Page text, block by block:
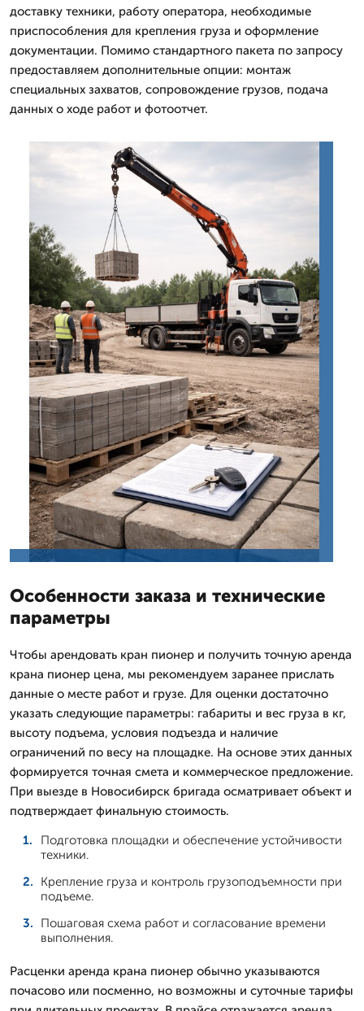
доставку техники, работу оператора, необходимые
приспособления для крепления груза и оформление
документации. Помимо стандартного пакета по запросу
предоставляем дополнительные опции: монтаж
специальных захватов, сопровождение грузов, подача
данных о ходе работ и фотоотчет.
Особенности заказа и технические
параметры
Чтобы арендовать кран пионер и получить точную аренда
крана пионер цена, мы рекомендуем заранее прислать
данные о месте работ и грузе. Для оценки достаточно
указать следующие параметры: габариты и вес груза в кг,
высоту подъема, условия подъезда и наличие
ограничений по весу на площадке. На основе этих данных
формируется точная смета и коммерческое предложение.
При выезде в Новосибирск бригада осматривает объект и
подтверждает финальную стоимость.
Подготовка площадки и обеспечение устойчивости
техники.
Крепление груза и контроль грузоподъемности при
подъеме.
Пошаговая схема работ и согласование времени
выполнения.
Расценки аренда крана пионер обычно указываются
почасово или посменно, но возможны и суточные тарифы